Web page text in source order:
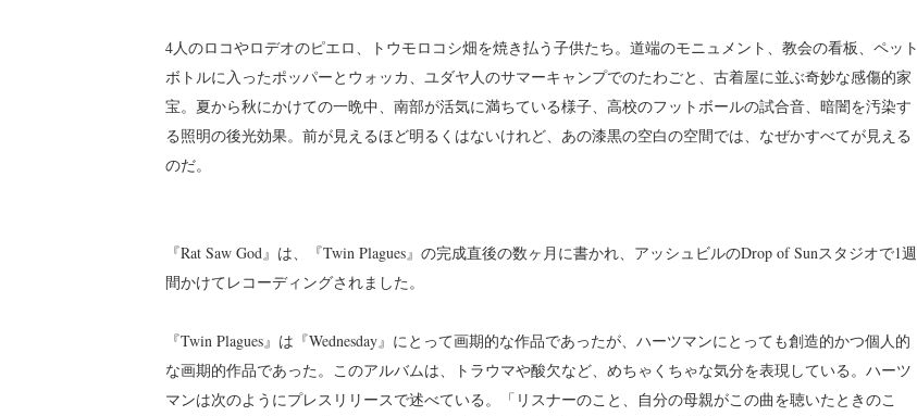
4人のロコやロデオのピエロ、トウモロコシ畑を焼き払う子供たち。道端のモニュメント、教会の看板、ペット
ボトルに入ったポッパーとウォッカ、ユダヤ人のサマーキャンプでのたわごと、古着屋に並ぶ奇妙な感傷的家
宝。夏から秋にかけての一晩中、南部が活気に満ちている様子、高校のフットボールの試合音、暗闇を汚染す
る照明の後光効果。前が見えるほど明るくはないけれど、あの漆黒の空白の空間では、なぜかすべてが見える
のだ。
『Rat Saw God』は、『Twin Plagues』の完成直後の数ヶ月に書かれ、アッシュビルのDrop of Sunスタジオで1週
間かけてレコーディングされました。
『Twin Plagues』は『Wednesday』にとって画期的な作品であったが、ハーツマンにとっても創造的かつ個人的
な画期的作品であった。このアルバムは、トラウマや酸欠など、めちゃくちゃな気分を表現している。ハーツ
マンは次のようにプレスリリースで述べている。「リスナーのこと、自分の母親がこの曲を聴いたときのこ